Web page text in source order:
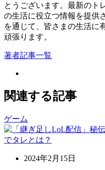
とうございます。最新のト
の生活に役立つ情報を提供
を通じて、皆さまの生活に
頑張ります。
著者記事一覧
関連する記事
ゲーム
2024年2月15日